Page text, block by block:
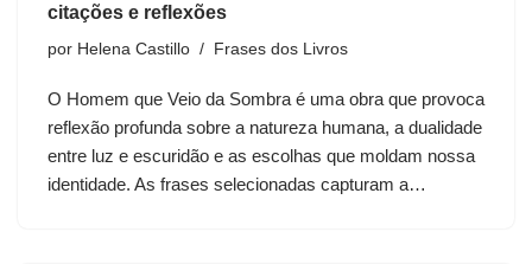
citações e reflexões
por Helena Castillo Frases dos Livros
O Homem que Veio da Sombra é uma obra que provoca
reflexão profunda sobre a natureza humana, a dualidade
entre luz e escuridão e as escolhas que moldam nossa
identidade. As frases selecionadas capturam a…